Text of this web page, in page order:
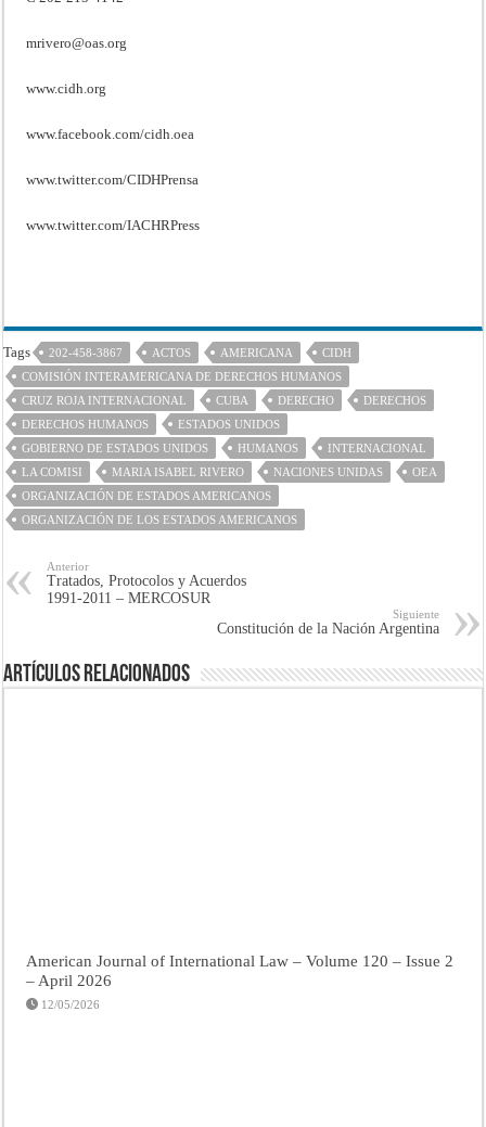
mrivero@oas.org
www.cidh.org
www.facebook.com/cidh.oea
www.twitter.com/CIDHPrensa
www.twitter.com/IACHRPress
Tags 202-458-3867 ACTOS AMERICANA
CIDH
COMISIÓN INTERAMERICANA DE DERECHOS HUMANOS
CRUZ ROJA INTERNACIONAL
CUBA DERECHO
DERECHOS
DERECHOS HUMANOS
ESTADOS UNIDOS
GOBIERNO DE ESTADOS UNIDOS
HUMANOS
INTERNACIONAL
LA COMISI
MARIA ISABEL RIVERO NACIONES UNIDAS
OEA
ORGANIZACIÓN DE ESTADOS AMERICANOS
ORGANIZACIÓN DE LOS ESTADOS AMERICANOS
Anterior
Tratados, Protocolos y Acuerdos
1991-2011 – MERCOSUR
Siguiente
Constitución de la Nación Argentina
Artículos Relacionados
American Journal of International Law – Volume 120 – Issue 2
– April 2026
12/05/2026